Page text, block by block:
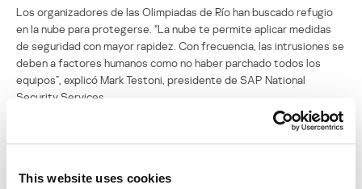
This website uses cookies
Los organizadores de las Olimpiadas de Río han buscado refugio
en la nube para protegerse. “La nube te permite aplicar medidas
de seguridad con mayor rapidez. Con frecuencia, las intrusiones se
deben a factores humanos como no haber parchado todos los
equipos”, explicó Mark Testoni, presidente de SAP National
Security Services.
Mientras tanto, los usuarios y compañías han recibido consejos
sospechar de cualquier archivo adjunto o enlace aunque lo haya